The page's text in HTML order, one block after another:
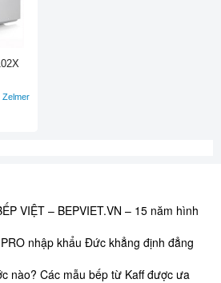
Zelmer
VIỆT – BEPVIET.VN – 15 năm hình
nhập khẩu Đức khẳng định đẳng
nào? Các mẫu bếp từ Kaff được ưa